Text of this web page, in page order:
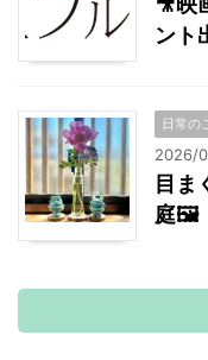
🎥映
ント
日常の
2026/
目ま
庭🖼